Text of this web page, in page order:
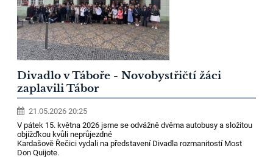
Divadlo v Táboře - Novobystřičtí žáci
zaplavili Tábor
21.05.2026 20:25
V pátek 15. května 2026 jsme se odvážně dvěma autobusy a složitou
objížďkou kvůli neprůjezdné
Kardašově Řečici vydali na představení Divadla rozmanitostí Most
Don Quijote.